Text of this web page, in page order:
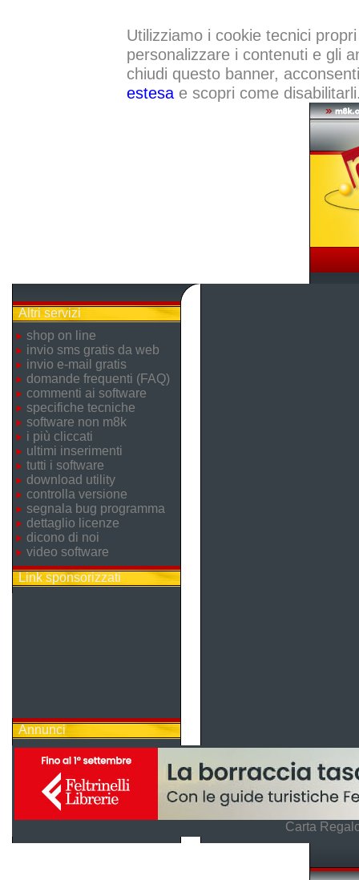
Utilizziamo i cookie tecnici
personalizzare i contenuti e gli
chiudi questo banner,
estesae scopri come
Altri servizi
shop on line
invio sms gratis da web
invio e-mail gratis
domande frequenti (FAQ)
commenti ai software
specifiche tecniche
software non m8k
i più cliccati
ultimi inserimenti
tutti i software
download utility
controlla versione
segnala bug programma
dettaglio licenze
dicono di noi
video software
Link sponsorizzati
Annunci
Carta